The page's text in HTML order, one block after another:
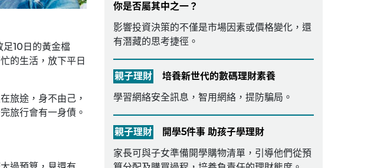
10日的黃金檔
的生活，放下平日
旅途，身不由己，
旅行會有一身債。
你是否屬其中之一？
影響投資決策的不僅是市場因素或價格變化，還
有潛藏的思考捷徑。
親子理財
培養新世代的數碼理財素養
學習網絡安全訊息，智用網絡，提防騙局。
親子理財
開學5件事 助孩子學理財
家長可與子女準備開學購物清單，引導他們從預